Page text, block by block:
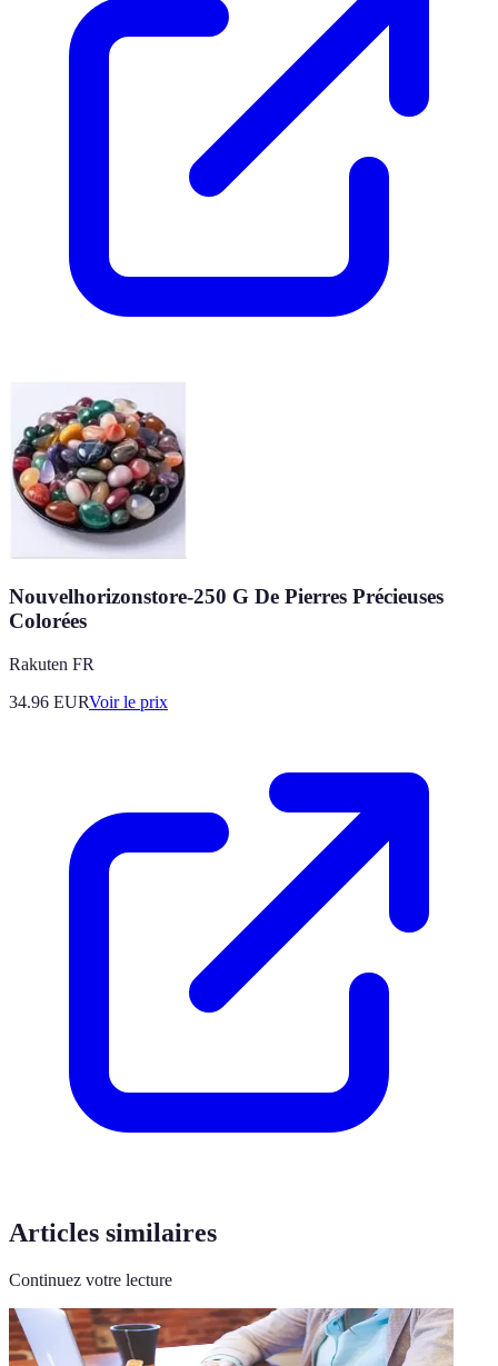
Nouvelhorizonstore-250 G De Pierres Précieuses
Colorées
Rakuten FR
34.96 EURVoir le prix
Articles similaires
Continuez votre lecture